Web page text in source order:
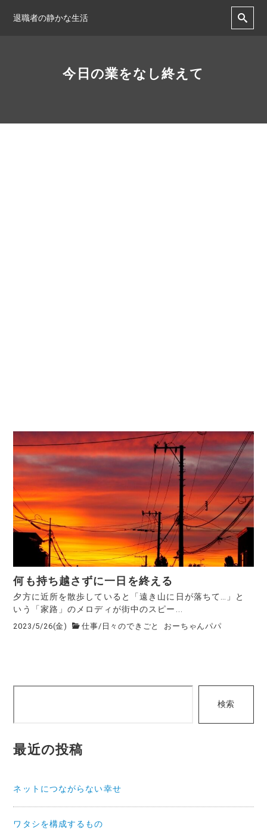
退職者の静かな生活
今日の業をなし終えて
何も持ち越さずに一日を終える
夕方に近所を散歩していると「遠き山に日が落ちて…」と
いう「家路」のメロディが街中のスピー...
2023/5/26(金) 仕事/ 日々のできごと おーちゃんパパ
検索
最近の投稿
ネットにつながらない幸せ
ワタシを構成するもの